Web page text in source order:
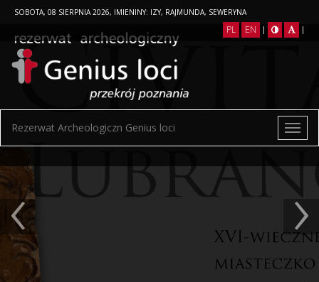
SOBOTA, 08 SIERPNIA 2026, IMIENINY: IZY, RAJMUNDA, SEWERYNA
PL EN | |
Rezerwat Archeologiczn Genius loci
‹ ›